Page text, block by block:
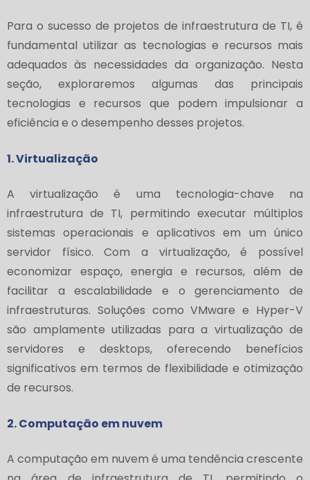
Para o sucesso de projetos de infraestrutura de TI, é
fundamental utilizar as tecnologias e recursos mais
adequados às necessidades da organização. Nesta
seção, exploraremos algumas das principais
tecnologias e recursos que podem impulsionar a
eficiência e o desempenho desses projetos.
1. Virtualização
A virtualização é uma tecnologia-chave na
infraestrutura de TI, permitindo executar múltiplos
sistemas operacionais e aplicativos em um único
servidor físico. Com a virtualização, é possível
economizar espaço, energia e recursos, além de
facilitar a escalabilidade e o gerenciamento de
infraestruturas. Soluções como VMware e Hyper-V
são amplamente utilizadas para a virtualização de
servidores e desktops, oferecendo benefícios
significativos em termos de flexibilidade e otimização
de recursos.
2. Computação em nuvem
A computação em nuvem é uma tendência crescente